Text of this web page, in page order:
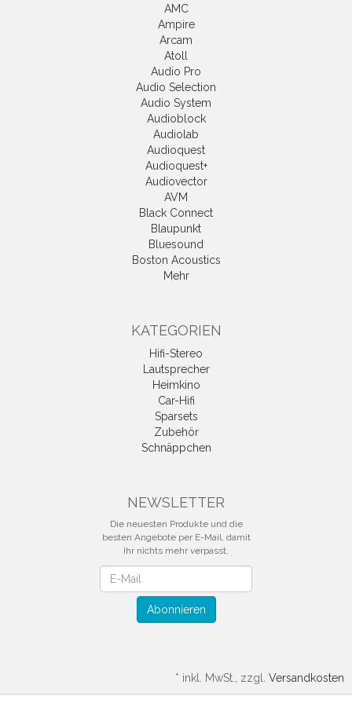
AMC
Ampire
Arcam
Atoll
Audio Pro
Audio Selection
Audio System
Audioblock
Audiolab
Audioquest
Audioquest+
Audiovector
AVM
Black Connect
Blaupunkt
Bluesound
Boston Acoustics
Mehr
KATEGORIEN
Hifi-Stereo
Lautsprecher
Heimkino
Car-Hifi
Sparsets
Zubehör
Schnäppchen
NEWSLETTER
Die neuesten Produkte und die
besten Angebote per E-Mail, damit
Ihr nichts mehr verpasst.
Abonnieren
* inkl. MwSt., zzgl. Versandkosten